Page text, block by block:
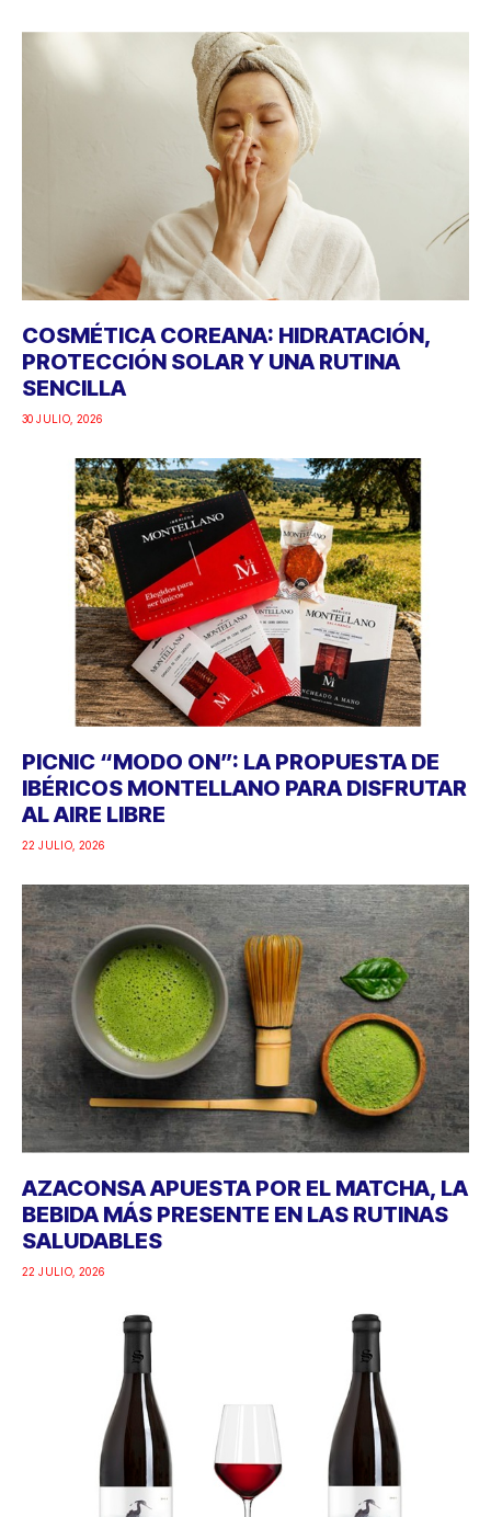
COSMÉTICA COREANA: HIDRATACIÓN,
PROTECCIÓN SOLAR Y UNA RUTINA
SENCILLA
30 JULIO, 2026
PICNIC “MODO ON”: LA PROPUESTA DE
IBÉRICOS MONTELLANO PARA DISFRUTAR
AL AIRE LIBRE
22 JULIO, 2026
AZACONSA APUESTA POR EL MATCHA, LA
BEBIDA MÁS PRESENTE EN LAS RUTINAS
SALUDABLES
22 JULIO, 2026